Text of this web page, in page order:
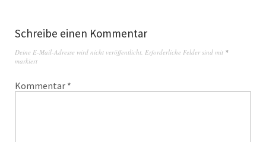
Schreibe einen Kommentar
Deine E-Mail-Adresse wird nicht veröffentlicht. Erforderliche Felder sind mit *
markiert
Kommentar *